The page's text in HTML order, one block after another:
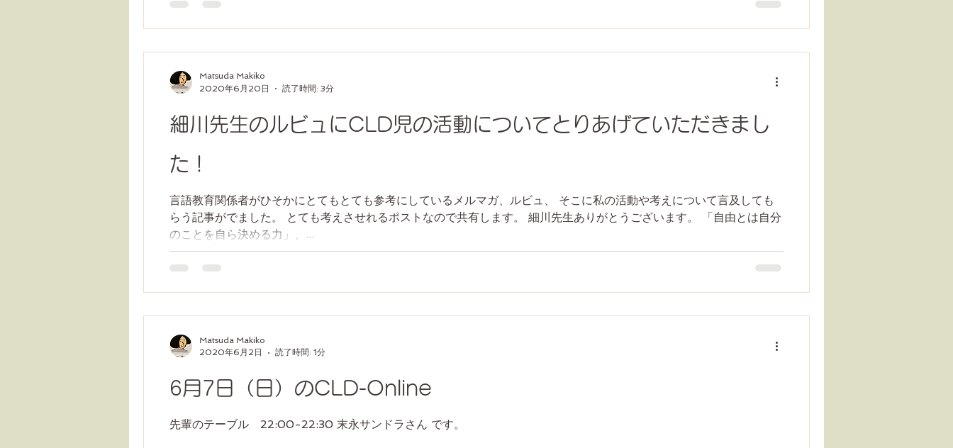
細川先生のルビュにCLD児の活動についてとりあげていただきまし
た！
言語教育関係者がひそかにとてもとても参考にしているメルマガ、ルビュ、 そこに私の活動や考えについて言及しても
らう記事がでました。 とても考えさせれるポストなので共有します。 細川先生ありがとうございます。 「自由とは自分
のことを自ら決める力」、...
Matsuda Makiko
2020年6月20日
読了時間: 3分
6月7日（日）のCLD-Online
先輩のテーブル 22:00-22:30 末永サンドラさん です。
Matsuda Makiko
2020年6月2日
読了時間: 1分